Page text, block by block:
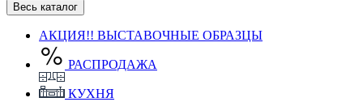
Весь каталог
АКЦИЯ!! ВЫСТАВОЧНЫЕ ОБРАЗЦЫ
РАСПРОДАЖА
КУХНЯ